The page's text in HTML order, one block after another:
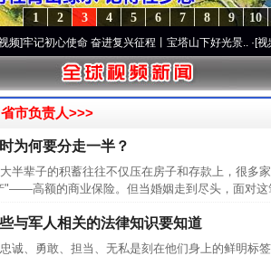
10
9
8
7
6
5
4
3
2
1
初心使命 奋进复兴征程丨宝塔山下好光景..·[视频]因党
省市负责人>>>
为何要分走一半？
辈子的积蓄往往不仅压在房子和存款上，很多
"——高额的商业保险。但当婚姻走到尽头，面对这
与军人相关的法律知识要知道
、勇敢、担当、无私是刻在他们身上的鲜明标